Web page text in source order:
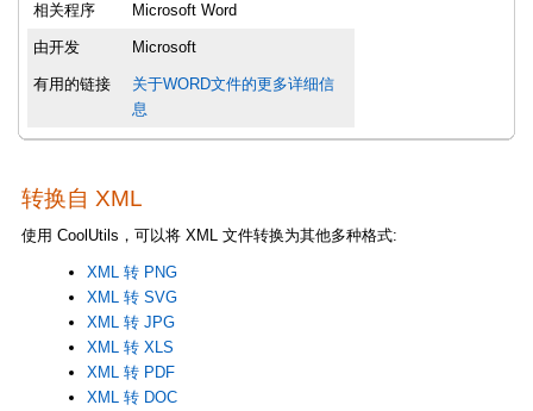
相关程序 Microsoft Word
由开发 Microsoft
有用的链接
关于WORD文件的更多详细信
息
转换自 XML
使用 CoolUtils，可以将 XML 文件转换为其他多种格式:
XML 转 PNG
XML 转 SVG
XML 转 JPG
XML 转 XLS
XML 转 PDF
XML 转 DOC